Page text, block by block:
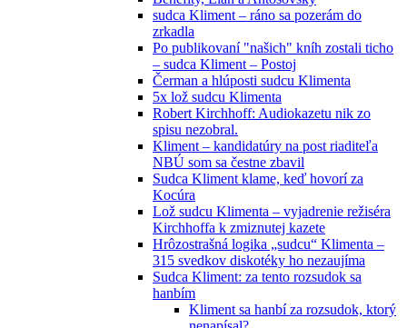
sudca Kliment – ráno sa pozerám do
zrkadla
Po publikovaní "našich" kníh zostali ticho
– sudca Kliment – Postoj
Čerman a hlúposti sudcu Klimenta
5x lož sudcu Klimenta
Robert Kirchhoff: Audiokazetu nik zo
spisu nezobral.
Kliment – kandidatúry na post riaditeľa
NBÚ som sa čestne zbavil
Sudca Kliment klame, keď hovorí za
Kocúra
Lož sudcu Klimenta – vyjadrenie režiséra
Kirchhoffa k zmiznutej kazete
Hrôzostrašná logika „sudcu“ Klimenta –
315 svedkov diskotéky ho nezaujíma
Sudca Kliment: za tento rozsudok sa
hanbím
Kliment sa hanbí za rozsudok, ktorý